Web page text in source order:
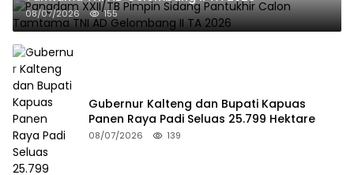
08/07/2026 155
Gubernur Kalteng dan Bupati Kapuas
Panen Raya Padi Seluas 25.799 Hektare
08/07/2026 139